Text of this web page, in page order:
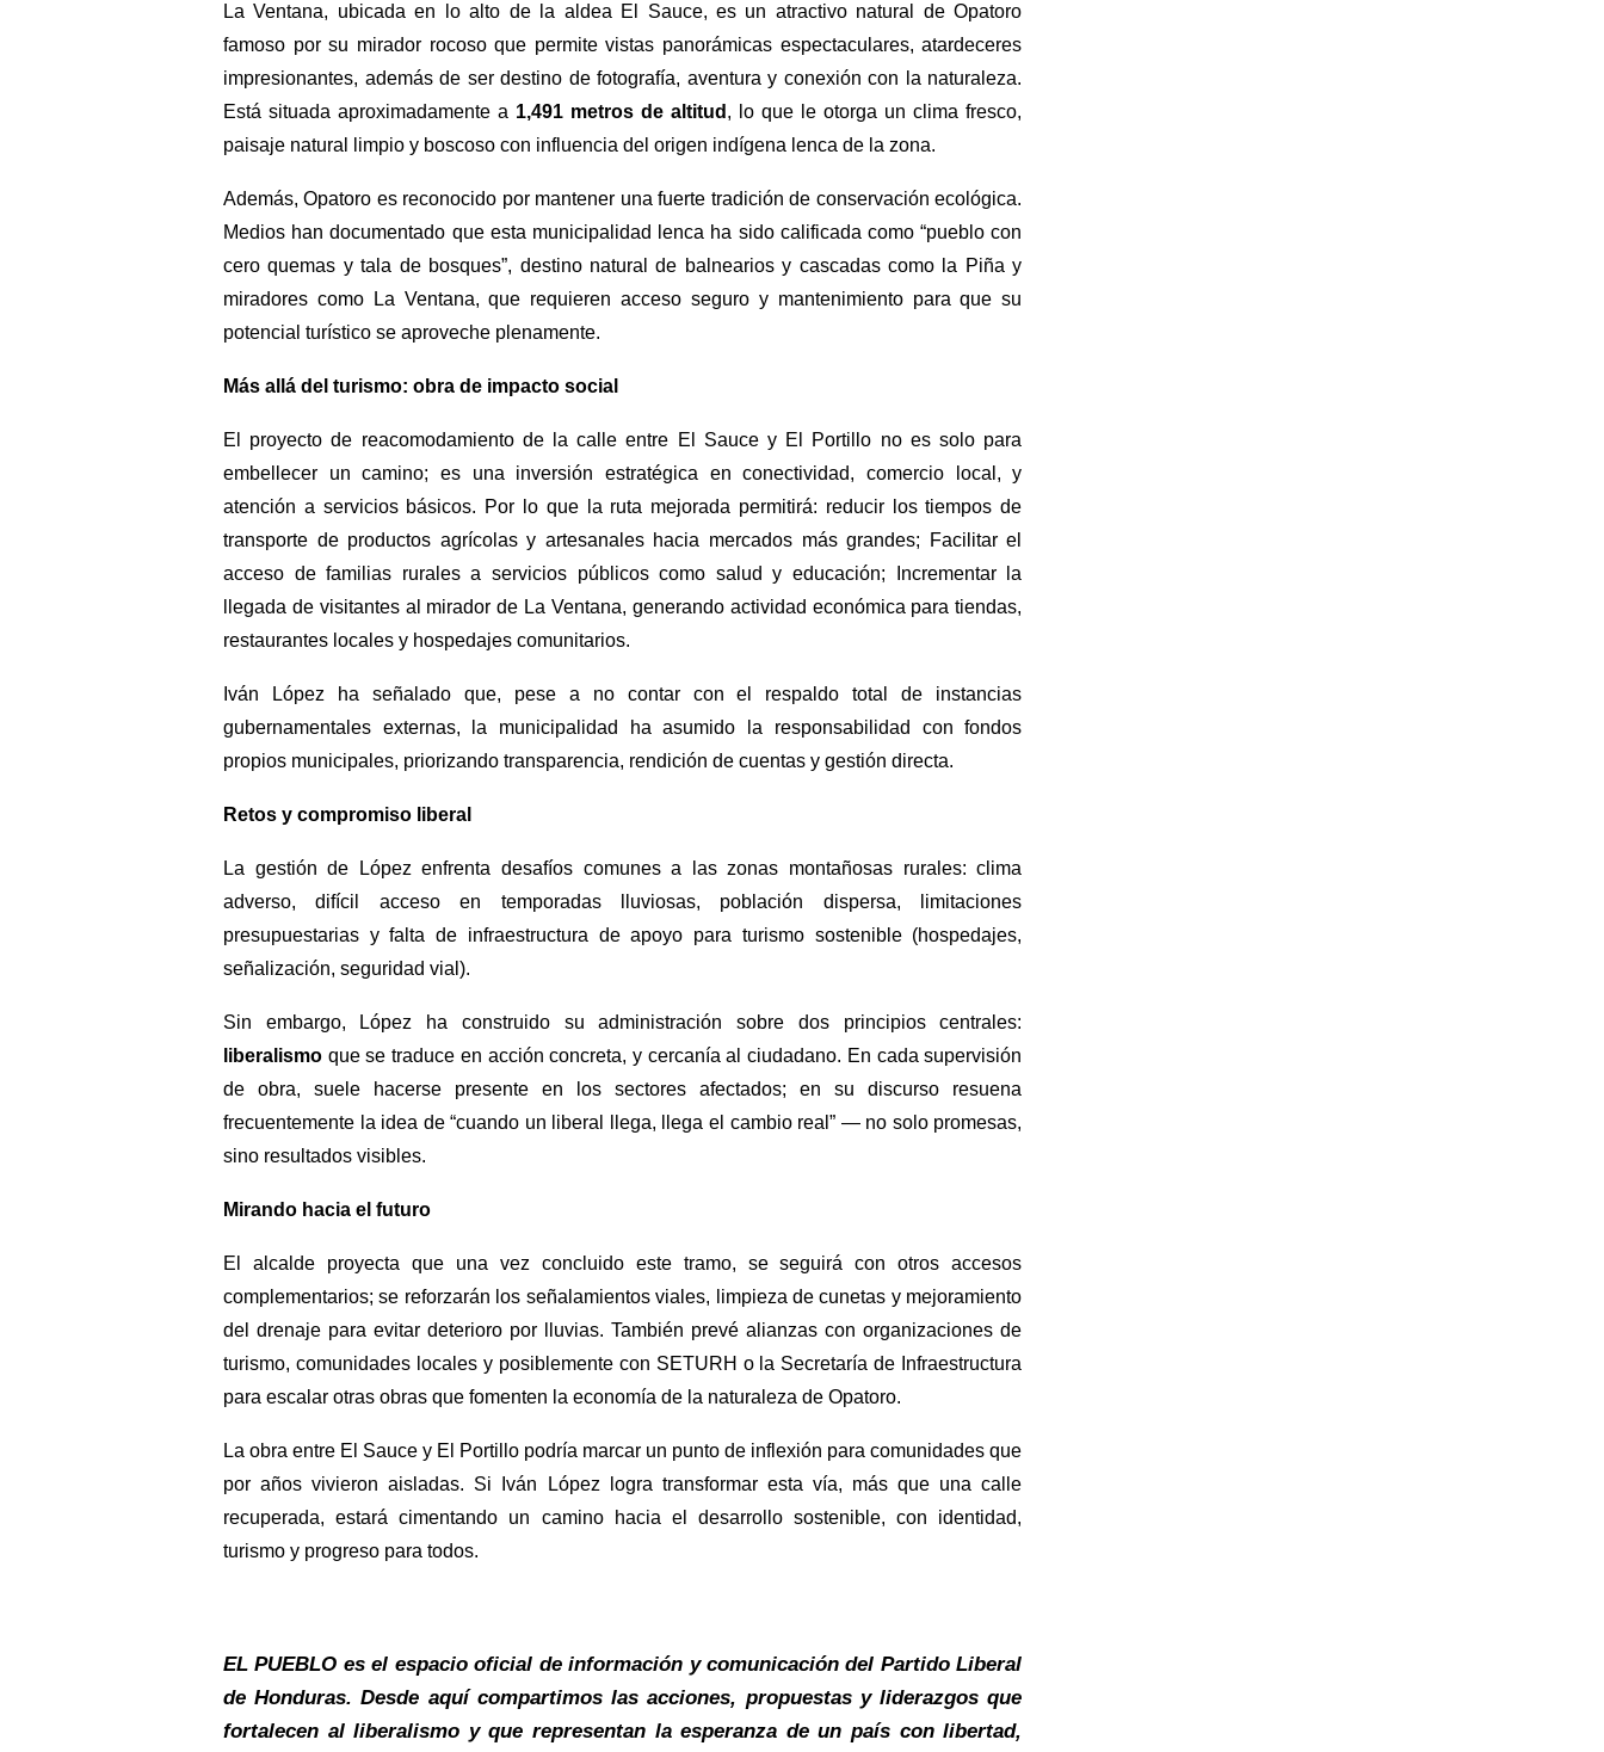
La Ventana, ubicada en lo alto de la aldea El Sauce, es un atractivo natural de Opatoro
famoso por su mirador rocoso que permite vistas panorámicas espectaculares, atardeceres
impresionantes, además de ser destino de fotografía, aventura y conexión con la naturaleza.
Está situada aproximadamente a 1,491 metros de altitud , lo que le otorga un clima fresco,
paisaje natural limpio y boscoso con influencia del origen indígena lenca de la zona.
Además, Opatoro es reconocido por mantener una fuerte tradición de conservación ecológica.
Medios han documentado que esta municipalidad lenca ha sido calificada como “pueblo con
cero quemas y tala de bosques”, destino natural de balnearios y cascadas como la Piña y
miradores como La Ventana, que requieren acceso seguro y mantenimiento para que su
potencial turístico se aproveche plenamente.
Más allá del turismo: obra de impacto social
El proyecto de reacomodamiento de la calle entre El Sauce y El Portillo no es solo para
embellecer un camino; es una inversión estratégica en conectividad, comercio local, y
atención a servicios básicos. Por lo que la ruta mejorada permitirá: reducir los tiempos de
transporte de productos agrícolas y artesanales hacia mercados más grandes; Facilitar el
acceso de familias rurales a servicios públicos como salud y educación; Incrementar la
llegada de visitantes al mirador de La Ventana, generando actividad económica para tiendas,
restaurantes locales y hospedajes comunitarios.
Iván López ha señalado que, pese a no contar con el respaldo total de instancias
gubernamentales externas, la municipalidad ha asumido la responsabilidad con fondos
propios municipales, priorizando transparencia, rendición de cuentas y gestión directa.
Retos y compromiso liberal
La gestión de López enfrenta desafíos comunes a las zonas montañosas rurales: clima
adverso, difícil acceso en temporadas lluviosas, población dispersa, limitaciones
presupuestarias y falta de infraestructura de apoyo para turismo sostenible (hospedajes,
señalización, seguridad vial).
Sin embargo, López ha construido su administración sobre dos principios centrales:
liberalismo que se traduce en acción concreta, y cercanía al ciudadano. En cada supervisión
de obra, suele hacerse presente en los sectores afectados; en su discurso resuena
frecuentemente la idea de “cuando un liberal llega, llega el cambio real” — no solo promesas,
sino resultados visibles.
Mirando hacia el futuro
El alcalde proyecta que una vez concluido este tramo, se seguirá con otros accesos
complementarios; se reforzarán los señalamientos viales, limpieza de cunetas y mejoramiento
del drenaje para evitar deterioro por lluvias. También prevé alianzas con organizaciones de
turismo, comunidades locales y posiblemente con SETURH o la Secretaría de Infraestructura
para escalar otras obras que fomenten la economía de la naturaleza de Opatoro.
La obra entre El Sauce y El Portillo podría marcar un punto de inflexión para comunidades que
por años vivieron aisladas. Si Iván López logra transformar esta vía, más que una calle
recuperada, estará cimentando un camino hacia el desarrollo sostenible, con identidad,
turismo y progreso para todos.
EL PUEBLO es el espacio oficial de información y comunicación del Partido Liberal
de Honduras. Desde aquí compartimos las acciones, propuestas y liderazgos que
fortalecen al liberalismo y que representan la esperanza de un país con libertad,